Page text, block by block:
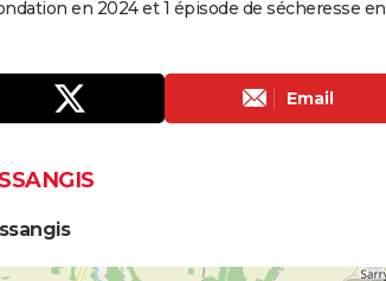
en 2024 et 1 épisode de sécheresse en
Email